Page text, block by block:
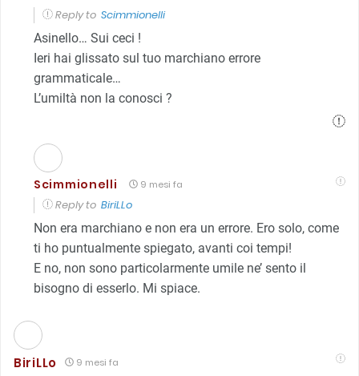
Reply to Scimmionelli
Asinello… Sui ceci !
Ieri hai glissato sul tuo marchiano errore
grammaticale…
L’umiltà non la conosci ?
Scimmionelli 9 mesi fa
Reply to BiriLLo
Non era marchiano e non era un errore. Ero solo, come
ti ho puntualmente spiegato, avanti coi tempi!
E no, non sono particolarmente umile ne’ sento il
bisogno di esserlo. Mi spiace.
BiriLLo 9 mesi fa